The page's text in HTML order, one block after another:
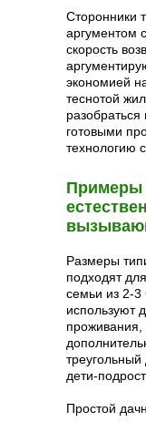
Сторонники
аргументом
скорость
экономией
теснотой
готовыми
технологию
Примеры
Размеры
подходят
семьи из 2-3
используют
проживания,
дети-
Простой